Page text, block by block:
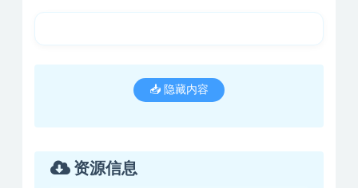
📥 隐藏内容
资源信息